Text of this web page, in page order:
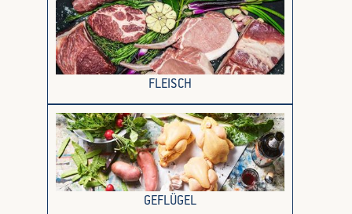
FLEISCH
GEFLÜGEL